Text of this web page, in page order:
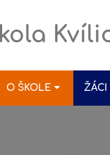
O ŠKOLE ŽÁCI